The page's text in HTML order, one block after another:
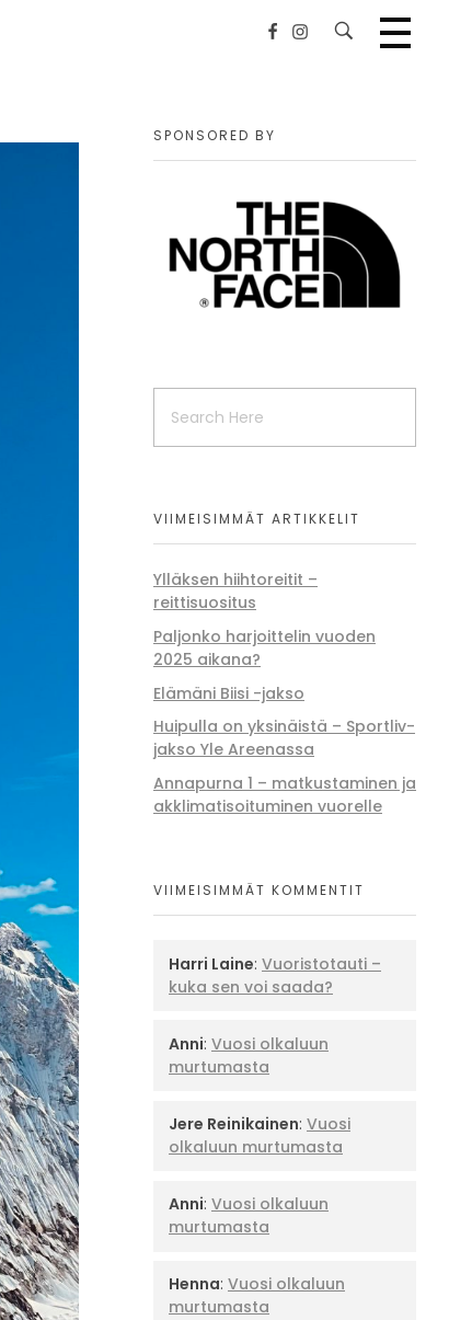
SPONSORED BY
VIIMEISIMMÄT ARTIKKELIT
Ylläksen hiihtoreitit –
reittisuositus
Paljonko harjoittelin vuoden
2025 aikana?
Elämäni Biisi -jakso
Huipulla on yksinäistä – Sportliv-
jakso Yle Areenassa
Annapurna 1 – matkustaminen ja
akklimatisoituminen vuorelle
VIIMEISIMMÄT KOMMENTIT
Harri Laine: Vuoristotauti –
kuka sen voi saada?
Anni: Vuosi olkaluun
murtumasta
Jere Reinikainen: Vuosi
olkaluun murtumasta
Anni: Vuosi olkaluun
murtumasta
Henna: Vuosi olkaluun
murtumasta